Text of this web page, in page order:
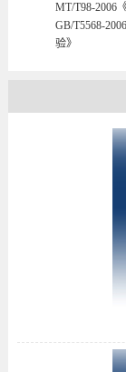
MT/T98-2006
GB/T5568-
验》